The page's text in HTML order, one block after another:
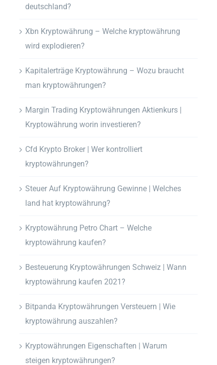
deutschland?
Xbn Kryptowährung – Welche kryptowährung
wird explodieren?
Kapitalerträge Kryptowährung – Wozu braucht
man kryptowährungen?
Margin Trading Kryptowährungen Aktienkurs |
Kryptowährung worin investieren?
Cfd Krypto Broker | Wer kontrolliert
kryptowährungen?
Steuer Auf Kryptowährung Gewinne | Welches
land hat kryptowährung?
Kryptowährung Petro Chart – Welche
kryptowährung kaufen?
Besteuerung Kryptowährungen Schweiz | Wann
kryptowährung kaufen 2021?
Bitpanda Kryptowährungen Versteuern | Wie
kryptowährung auszahlen?
Kryptowährungen Eigenschaften | Warum
steigen kryptowährungen?